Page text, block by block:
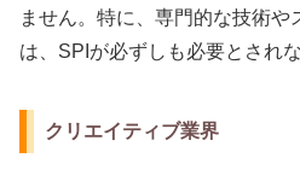
ません。特に、専門的な技術
は、SPIが必ずしも必要とされ
クリエイティブ業界